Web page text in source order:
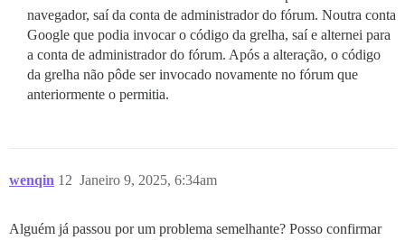
navegador, saí da conta de administrador do fórum. Noutra conta
Google que podia invocar o código da grelha, saí e alternei para
a conta de administrador do fórum. Após a alteração, o código
da grelha não pôde ser invocado novamente no fórum que
anteriormente o permitia.
wenqin Janeiro 9, 2025, 6:34am
12
Alguém já passou por um problema semelhante? Posso confirmar